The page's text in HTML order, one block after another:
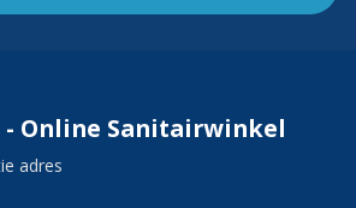
- Online Sanitairwinkel
adres